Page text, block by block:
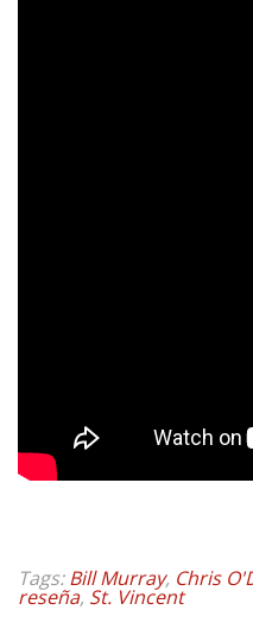
Tags:Bill Murray, Chris
reseña, St. Vincent